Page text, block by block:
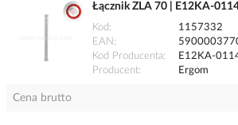
Łącznik ZLA 70 | E12KA-
Kod
1157332
EAN
Kod Producenta
E12KA-
Producent
Ergom
Cena brutto